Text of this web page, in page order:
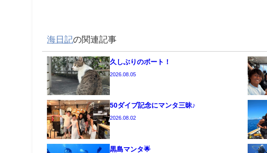
海日記の関連記事
久しぶりのボート！
2026.08.05
50ダイブ記念にマンタ三昧♪
2026.08.02
黒島マンタ🌟